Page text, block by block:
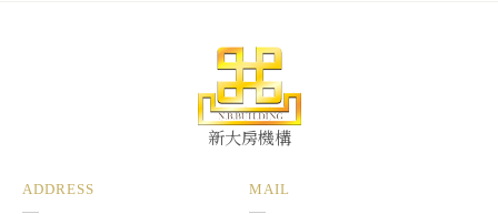
新大房機構
ADDRESS MAIL